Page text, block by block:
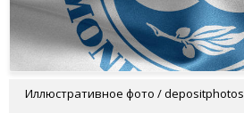
Иллюстративное фото / depositphotos